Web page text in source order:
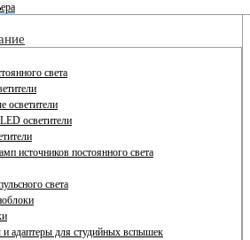
света
осветители
осветители
источников постоянного света
света
адаптеры для студийных вспышек